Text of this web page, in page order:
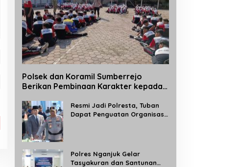
Polsek dan Koramil Sumberrejo
Berikan Pembinaan Karakter kepada
Kegiatan MPLSResmi Jadi Polresta, Tuban
Dapat Penguatan Organisasi
Polres Nganjuk Gelar
Tasyakuran dan Santunan